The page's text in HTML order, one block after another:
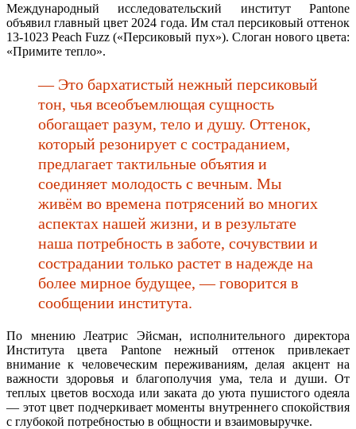
Международный исследовательский институт Pantone
объявил главный цвет 2024 года. Им стал персиковый оттенок
13-1023 Peach Fuzz («Персиковый пух»). Слоган нового цвета:
«Примите тепло».
— Это бархатистый нежный персиковый
тон, чья всеобъемлющая сущность
обогащает разум, тело и душу. Оттенок,
который резонирует с состраданием,
предлагает тактильные объятия и
соединяет молодость с вечным. Мы
живём во времена потрясений во многих
аспектах нашей жизни, и в результате
наша потребность в заботе, сочувствии и
сострадании только растет в надежде на
более мирное будущее, — говорится в
сообщении института.
По мнению Леатрис Эйсман, исполнительного директора
Института цвета Pantone нежный оттенок привлекает
внимание к человеческим переживаниям, делая акцент на
важности здоровья и благополучия ума, тела и души. От
теплых цветов восхода или заката до уюта пушистого одеяла
— этот цвет подчеркивает моменты внутреннего спокойствия
с глубокой потребностью в общности и взаимовыручке.